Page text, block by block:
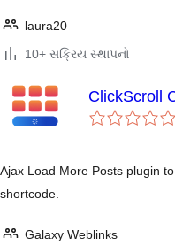
laura20
10+ સક્રિય સ્થાપનો
ClickScroll
Ajax Load More Posts plugin
shortcode.
Galaxy Weblinks